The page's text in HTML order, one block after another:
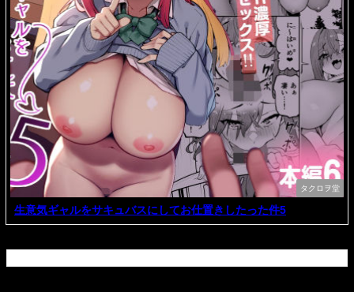
タクロヲ堂
生意気ギャルをサキュバスにしてお仕置きしたった件5